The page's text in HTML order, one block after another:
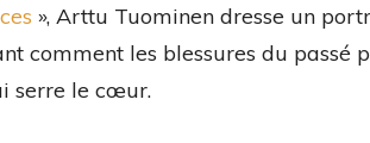
», Arttu Tuominen dresse un
comment les blessures du passé
serre le cœur.